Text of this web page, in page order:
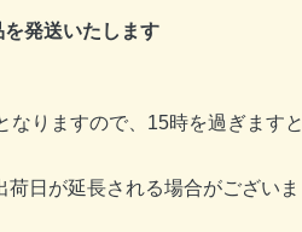
発送いたします
なりますので、15時を過ぎますと
日が延長される場合がございま